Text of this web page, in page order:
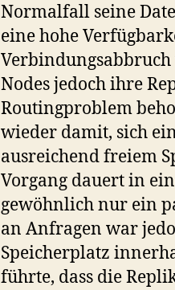
Normalfall seine
eine hohe
Nodes jedoch ihre
Routingproblem
wieder damit, sich
ausreichend freiem
Vorgang dauert in
gewöhnlich nur ein
an Anfragen war
Speicherplatz
führte, dass die